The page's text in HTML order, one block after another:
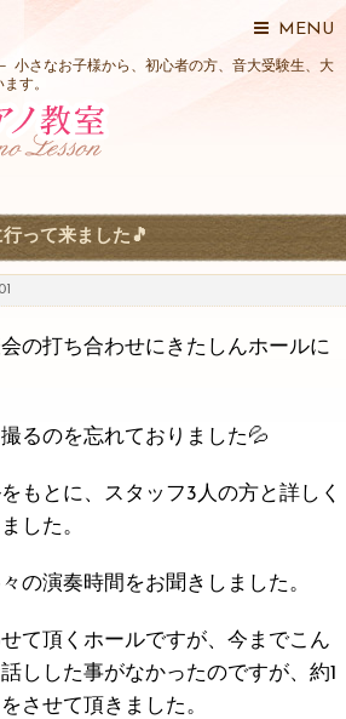
MENU
小さなお子様から、初心者の方、音大受験生、大
す。
って来ました🎵
の打ち合わせにきたしんホールに
るのを忘れておりました💦
もとに、スタッフ3人の方と詳しく
した。
の演奏時間をお聞きしました。
て頂くホールですが、今までこん
しした事がなかったのですが、約1
させて頂きました。